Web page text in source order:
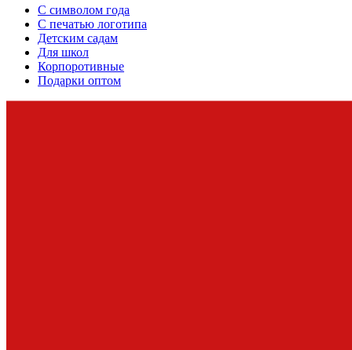
С символом года
С печатью логотипа
Детским садам
Для школ
Корпоротивные
Подарки оптом